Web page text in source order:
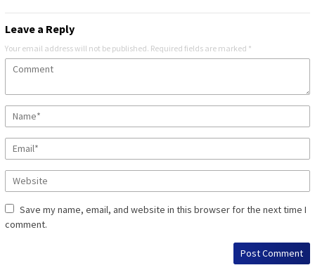
Leave a Reply
Your email address will not be published. Required fields are marked *
Save my name, email, and website in this browser for the next time I
comment.